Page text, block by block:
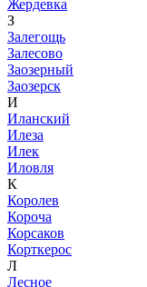
Жердевка
З
Залегощь
Залесово
Заозерный
Заозерск
И
Иланский
Илеза
Илек
Иловля
К
Королев
Короча
Корсаков
Корткерос
Л
Лесное